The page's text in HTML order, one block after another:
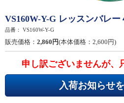
VS160W-Y-G レッスンバレー
品番： VS160W-Y-G
販売価格： 2,860円(本体価格：2,600円)
申し訳ございませんが、
入荷お知らせ